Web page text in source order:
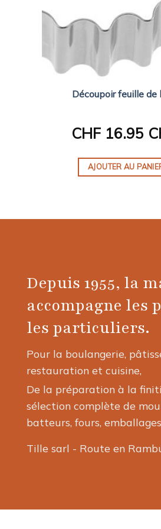
Découpoir feuille de
CHF 16.95
AJOUTER AU
Depuis 1955, la
accompagne les
les particuliers.
Pour la boulangerie,
restauration et cuisine,
De la préparation à la
sélection complète de
batteurs, fours,
Tille sarl - Route en